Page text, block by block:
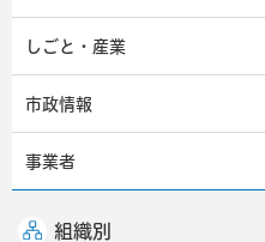
しごと・産業
市政情報
事業者
組織別